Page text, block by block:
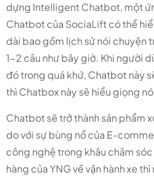
dựng Intelligent Chatbot, một
Chatbot của SociaLift có thể
dài bao gồm lịch sử nói chuyện
1-2 câu như bây giờ. Khi người
đó trong quá khứ, Chatbot này
thì Chatbox này sẽ hiểu giọng
Chatbot sẽ trở thành sản phẩm
do với sự bùng nổ của E-
công nghệ trong khâu chăm
hàng của YNG về vận hành xe